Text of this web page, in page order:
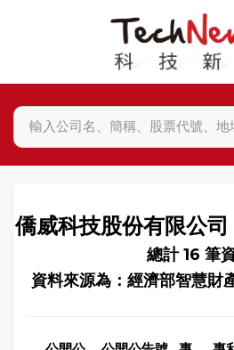
僑威科技股份有限公
總計 16 筆
資料來源為：經濟部智慧財